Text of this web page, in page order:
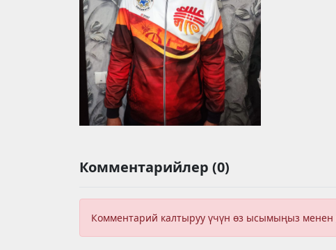
Комментарийлер (0)
Комментарий калтыруу үчүн өз ысымыңыз менен